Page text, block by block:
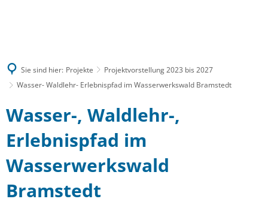
Sie sind hier: Projekte
Projektvorstellung 2023 bis 2027
Wasser- Waldlehr- Erlebnispfad im Wasserwerkswald Bramstedt
Wasser-, Waldlehr-,
Erlebnispfad im
Wasserwerkswald
Bramstedt